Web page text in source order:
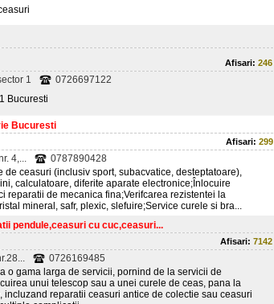
Afisari: 246
1
0726697122
Bucuresti
Bucuresti
Afisari: 299
4,...
0787890428
de ceasuri (inclusiv sport, subacvatice, desteptatoare),
calculatoare, diferite aparate electronice;Înlocuire
reparatii de mecanica fina;Verifcarea rezistentei la
mineral, safr, plexic, slefuire;Service curele si bra...
pendule,ceasuri cu cuc,ceasuri...
Afisari: 7142
0726169485
o gama larga de servicii, pornind de la servicii de
unui telescop sau a unei curele de ceas, pana la
reparatii ceasuri antice de colectie sau ceasuri